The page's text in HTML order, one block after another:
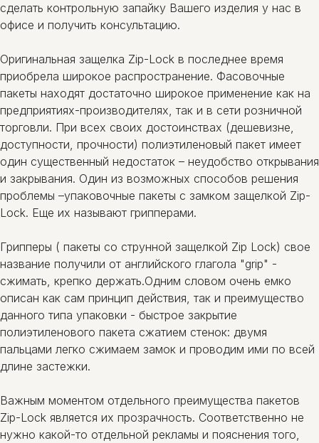
сделать контрольную запайку Вашего изделия у нас в
офисе и получить консультацию.
Оригинальная защелка Zip-Lock в последнее время
приобрела широкое распространение. Фасовочные
пакеты находят достаточно широкое применение как на
предприятиях-производителях, так и в сети розничной
торговли. При всех своих достоинствах (дешевизне,
доступности, прочности) полиэтиленовый пакет имеет
один существенный недостаток – неудобство открывания
и закрывания. Один из возможных способов решения
проблемы –упаковочные пакеты с замком защелкой Zip-
Lock. Еще их называют грипперами.
Грипперы ( пакеты со струнной защелкой Zip Lock) свое
название получили от английского глагола "grip" -
сжимать, крепко держать.Одним словом очень емко
описан как сам принцип действия, так и преимущество
данного типа упаковки - быстрое закрытие
полиэтиленового пакета сжатием стенок: двумя
пальцами легко сжимаем замок и проводим ими по всей
длине застежки.
Важным моментом отдельного преимущества пакетов
Zip-Lock является их прозрачность. Соответственно не
нужно какой-то отдельной рекламы и пояснения того,